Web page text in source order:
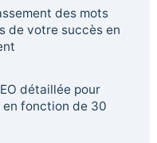
des mots
de votre succès en
détaillée pour
fonction de 30